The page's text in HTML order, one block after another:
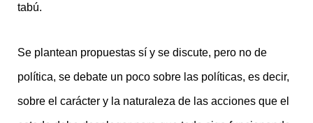
tabú.
Se plantean propuestas sí y se discute, pero no de
política, se debate un poco sobre las políticas, es decir,
sobre el carácter y la naturaleza de las acciones que el